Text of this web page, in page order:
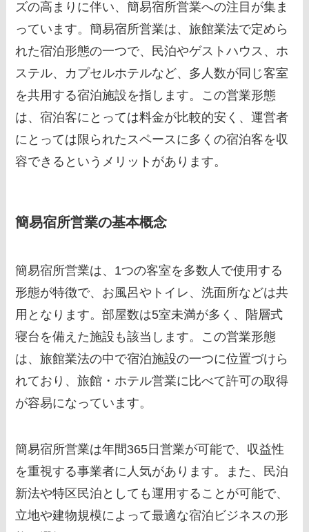
ズの高まりに伴い、簡易宿所営業への注目が集ま
っています。簡易宿所営業は、旅館業法で定めら
れた宿泊形態の一つで、民泊やゲストハウス、ホ
ステル、カプセルホテルなど、多人数が同じ客室
を共用する宿泊施設を指します。この営業形態
は、宿泊客にとっては料金が比較的安く、運営者
にとっては限られたスペースに多くの宿泊客を収
容できるというメリットがあります。
簡易宿所営業の基本概念
簡易宿所営業は、1つの客室を多数人で使用する
形態が特徴で、お風呂やトイレ、洗面所などは共
用となります。部屋数は5室未満が多く、階層式
寝台を備えた施設も該当します。この営業形態
は、旅館業法の中で宿泊施設の一つに位置づけら
れており、旅館・ホテル営業に比べて許可の取得
が容易になっています。
簡易宿所営業は年間365日営業が可能で、収益性
を重視する事業者に人気があります。また、民泊
新法や特区民泊としても運用することが可能で、
立地や建物規模によって最適な宿泊ビジネスの形